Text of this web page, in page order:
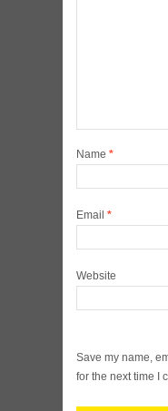
Name *
Email *
Website
Save my name,
for the next time I